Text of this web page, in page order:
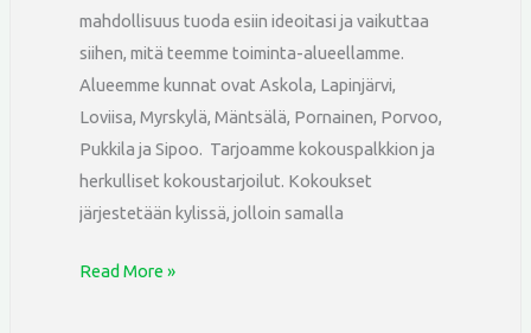
mahdollisuus tuoda esiin ideoitasi ja vaikuttaa
siihen, mitä teemme toiminta-alueellamme.
Alueemme kunnat ovat Askola, Lapinjärvi,
Loviisa, Myrskylä, Mäntsälä, Pornainen, Porvoo,
Pukkila ja Sipoo. Tarjoamme kokouspalkkion ja
herkulliset kokoustarjoilut. Kokoukset
järjestetään kylissä, jolloin samalla
Read More »